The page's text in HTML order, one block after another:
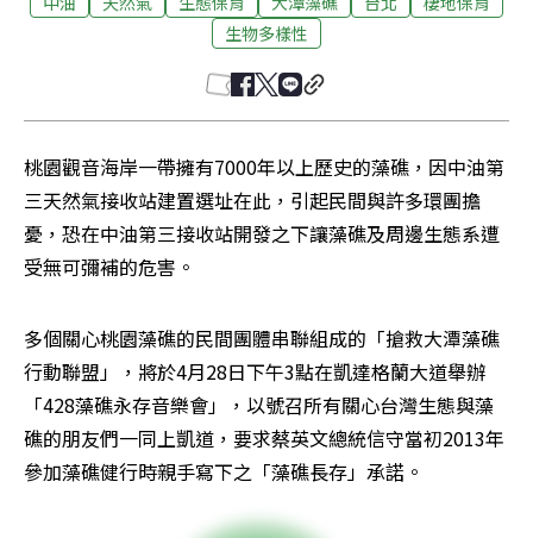
生物多樣性
桃園觀音海岸一帶擁有7000年以上歷史的藻礁，因中油第
三天然氣接收站建置選址在此，引起民間與許多環團擔
憂，恐在中油第三接收站開發之下讓藻礁及周邊生態系遭
受無可彌補的危害。
多個關心桃園藻礁的民間團體串聯組成的「搶救大潭藻礁
行動聯盟」，將於4月28日下午3點在凱達格蘭大道舉辦
「428藻礁永存音樂會」，以號召所有關心台灣生態與藻
礁的朋友們一同上凱道，要求蔡英文總統信守當初2013年
參加藻礁健行時親手寫下之「藻礁長存」承諾。